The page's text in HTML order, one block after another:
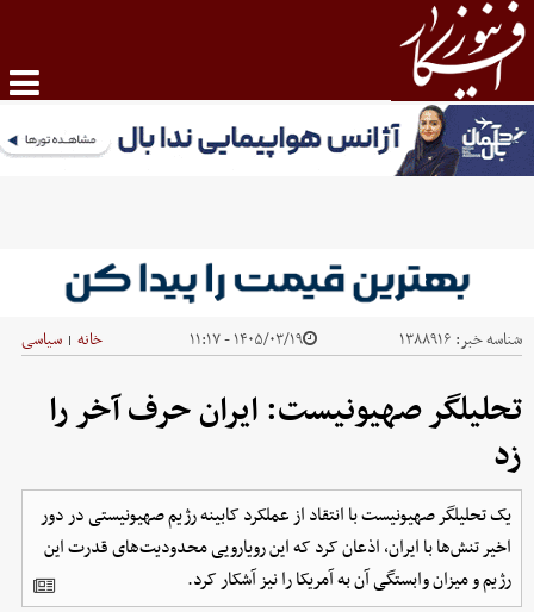
شناسه خبر: ۱۳۸۸۹۱۶ ۱۴۰۵/۰۳/۱۹ - ۱۱:۱۷ خانه | سیاسی
تحلیلگر صهیونیست: ایران حرف آخر را
زد
یک تحلیلگر صهیونیست با انتقاد از عملکرد کابینه رژیم صهیونیستی در دور
اخیر تنش‌ها با ایران، اذعان کرد که این رویارویی محدودیت‌های قدرت این
رژیم و میزان وابستگی آن به آمریکا را نیز آشکار کرد.